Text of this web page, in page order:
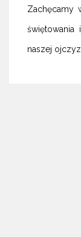
Zachęcamy
naszej